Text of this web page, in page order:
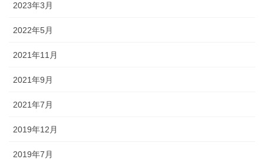
2023年3月
2022年5月
2021年11月
2021年9月
2021年7月
2019年12月
2019年7月